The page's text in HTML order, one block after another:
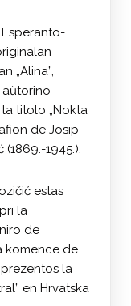
„Alina”,
titolo „Nokta
de Josip
1945.).
estas
la
de
komence de
la
en Hrvatska